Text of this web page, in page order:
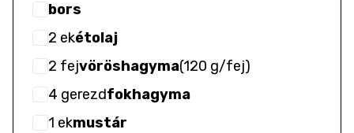
bors
2 ekétolaj
2 fejvöröshagyma(120 g/fej)
4 gerezdfokhagyma
1 ekmustár